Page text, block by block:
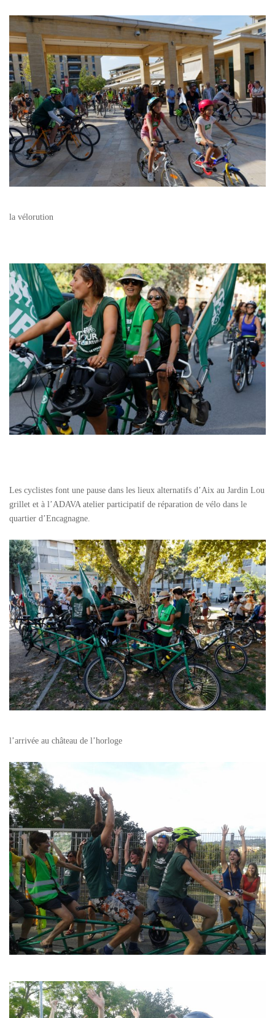
la vélorution
Les cyclistes font une pause dans les lieux alternatifs d’Aix au Jardin Lou
grillet et à l’ADAVA atelier participatif de réparation de vélo dans le
quartier d’Encagnagne.
l’arrivée au château de l’horloge